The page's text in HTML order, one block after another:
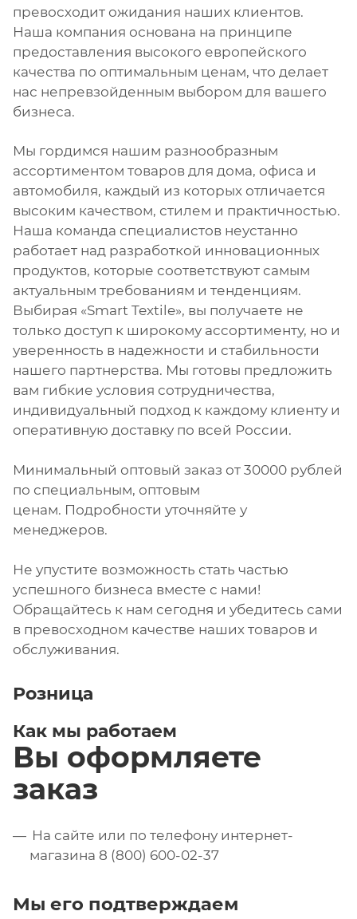
превосходит ожидания наших клиентов.
Наша компания основана на принципе
предоставления высокого европейского
качества по оптимальным ценам, что делает
нас непревзойденным выбором для вашего
бизнеса.
Мы гордимся нашим разнообразным
ассортиментом товаров для дома, офиса и
автомобиля, каждый из которых отличается
высоким качеством, стилем и практичностью.
Наша команда специалистов неустанно
работает над разработкой инновационных
продуктов, которые соответствуют самым
актуальным требованиям и тенденциям.
Выбирая «Smart Textile», вы получаете не
только доступ к широкому ассортименту, но и
уверенность в надежности и стабильности
нашего партнерства. Мы готовы предложить
вам гибкие условия сотрудничества,
индивидуальный подход к каждому клиенту и
оперативную доставку по всей России.
Минимальный оптовый заказ от 30000 рублей
по специальным, оптовым
ценам. Подробности уточняйте у
менеджеров.
Не упустите возможность стать частью
успешного бизнеса вместе с нами!
Обращайтесь к нам сегодня и убедитесь сами
в превосходном качестве наших товаров и
обслуживания.
Розница
Как мы работаем
Вы оформляете
заказ
На сайте или по телефону интернет-
магазина 8 (800) 600-02-37
Мы его подтверждаем